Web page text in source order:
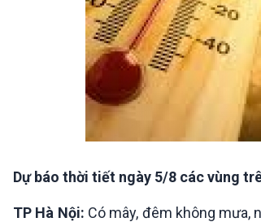
Dự báo thời tiết ngày 5/8 các vùng
TP Hà Nội: Có mây, đêm không mưa,